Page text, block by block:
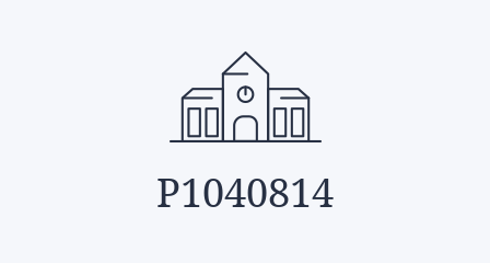
P1040814